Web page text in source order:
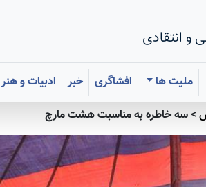
و انتقادی
ملیت ها افشاگری خبر ادبیات و هنر
>سه خاطره به مناسبت هشت مارچ